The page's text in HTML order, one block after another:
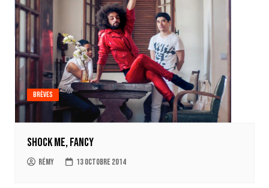
Brèves
Shock Me, Fancy
Rémy 13 octobre 2014